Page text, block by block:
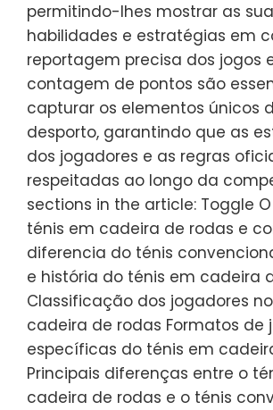
permitindo-lhes mostrar as
habilidades e estratégias em
reportagem precisa dos jogos
contagem de pontos são
capturar os elementos únicos
desporto, garantindo que as
dos jogadores e as regras
respeitadas ao longo da
sections in the article: Toggle
ténis em cadeira de rodas e
diferencia do ténis
e história do ténis em cadeira
Classificação dos jogadores
cadeira de rodas Formatos de
específicas do ténis em
Principais diferenças entre o
cadeira de rodas e o ténis